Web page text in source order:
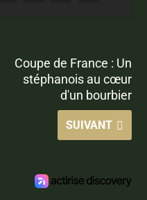
Coupe de France : Un
stéphanois au cœur
d'un bourbier
SUIVANT